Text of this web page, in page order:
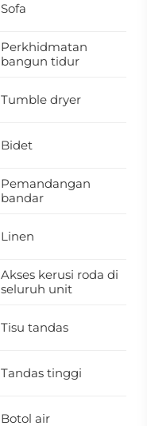
Sofa
Perkhidmatan
bangun tidur
Tumble dryer
Bidet
Pemandangan
bandar
Linen
Akses kerusi roda di
seluruh unit
Tisu tandas
Tandas tinggi
Botol air